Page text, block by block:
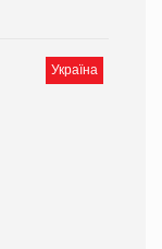
Україна